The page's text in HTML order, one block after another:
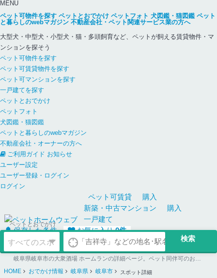
MENU
ペット可物件を探す ペットとおでかけ ペットフォト 犬図鑑・猫図鑑 ペット
と暮らしのwebマガジン 不動産会社・ペット関連サービス業の方へ
大型犬・中型犬・小型犬・猫・多頭飼育など、ペットが飼える賃貸物件・マ
ンションを探そう
ペット可物件を探す
ペット可賃貸物件を探す
ペット可マンションを探す
一戸建てを探す
ペットとおでかけ
ペットフォト
犬図鑑・猫図鑑
ペットと暮らしのwebマガジン
不動産会社・オーナーの方へ
ご利用ガイド お知らせ
ユーザー設定
ユーザー登録・ログイン
ログイン
ペット可賃貸
購入
新築・中古マンション
購入
一戸建て
保存した条件
お気に入り0件
ペットとおでかけ
岐阜県岐阜市の大衆酒場 ホームランの詳細ページ。ペット同伴可のお店探しならペットホームウェブ。ペット可賃貸のお部屋探し、ペット可マンション購入のご検討時にもご利用ください。
HOME
おでかけ情報 岐阜県 岐阜市 スポット詳細